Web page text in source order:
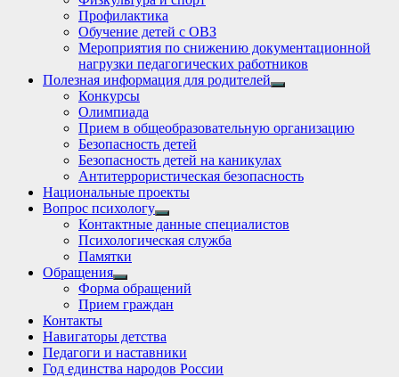
Профилактика
Обучение детей с ОВЗ
Мероприятия по снижению документационной
нагрузки педагогических работников
Полезная информация для родителей
Show
Конкурсы
Олимпиада
Прием в общеобразовательную организацию
Безопасность детей
Безопасность детей на каникулах
Антитеррористическая безопасность
Национальные проекты
Вопрос психологу
Show
sub
menu
Контактные данные специалистов
Психологическая служба
Памятки
Обращения
Show
sub
menu
Форма обращений
Прием граждан
Контакты
Навигаторы детства
Педагоги и наставники
Год единства народов России